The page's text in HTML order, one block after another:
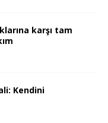
karşı tam
Kendini